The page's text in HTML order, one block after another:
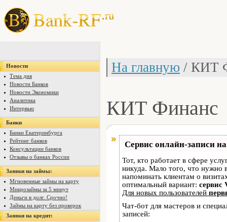
Новости
Тема дня
Новости Банков
Новости Экономики
Аналитика
Интервью
Банки
Банки Екатеринбурга
Рейтинг банков
Консультации банков
Отзывы о банках России
Заявки на займы:
Мгновенные займы на карту
Микрозаймы за 5 минут
Деньги в долг. Срочно!
Займы на карту без проверок
Заявки на кредит:
На главную / КИТ
КИТ Финанс
Сервис онлайн-записи
Тот, кто работает в сфере
никуда. Мало того, что нужно
напоминать клиентам о
оптимальный вариант: сервис
Для новых пользователей
Чат-бот для мастеров и
записей: